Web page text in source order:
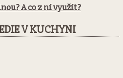
A co z ní využít?
V KUCHYNI